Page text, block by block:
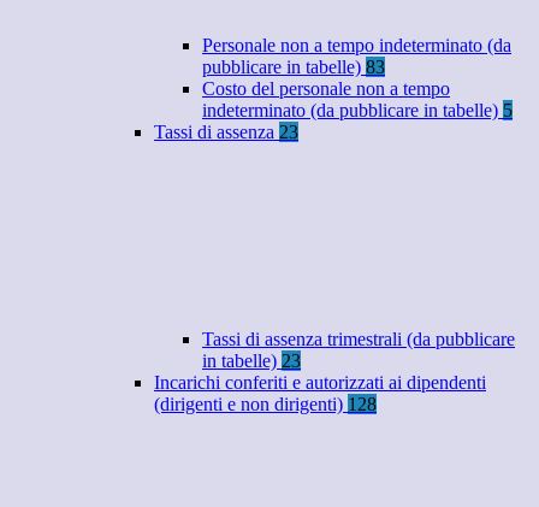
Personale non a tempo indeterminato (da
pubblicare in tabelle) 83
Costo del personale non a tempo
indeterminato (da pubblicare in tabelle) 5
Tassi di assenza 23
Tassi di assenza trimestrali (da pubblicare
in tabelle) 23
Incarichi conferiti e autorizzati ai dipendenti
(dirigenti e non dirigenti) 128